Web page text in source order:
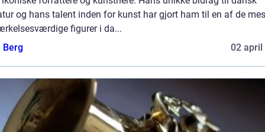
og hans talent inden for kunst har gjort ham til en af de
figurer i da...
Berg
02 april